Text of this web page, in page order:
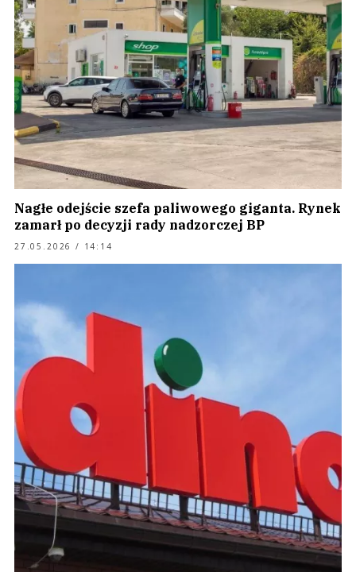
Nagłe odejście szefa paliwowego giganta. Rynek
zamarł po decyzji rady nadzorczej BP
27.05.2026 / 14:14